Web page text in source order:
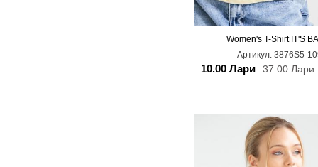
L M
Women's T-Shirt IT'S
Артикул: 3876S5-
10.00 Лари 37.00 Лари